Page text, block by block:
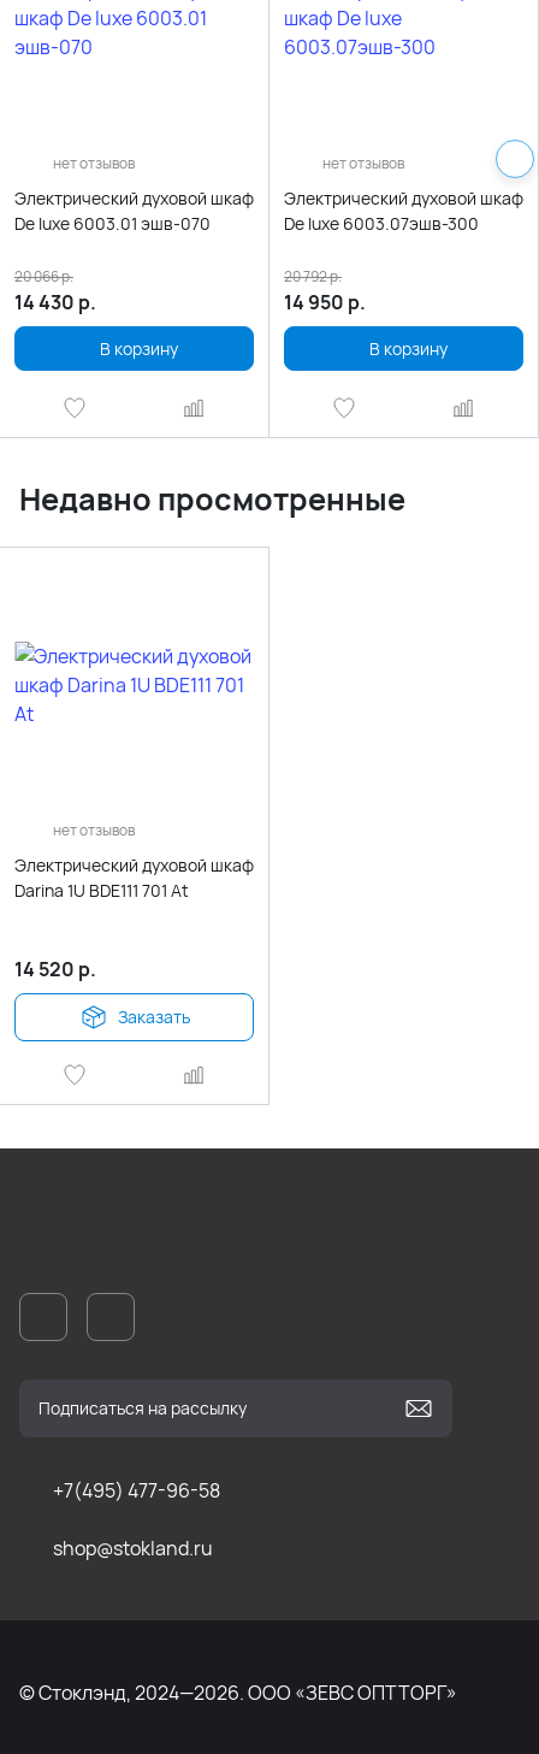
нет отзывов
Электрический духовой шкаф
De luxe 6003.01 эшв-070
14 430 р.
20 066р.
В корзину
нет отзывов
Электрический духовой шкаф
De luxe 6003.07эшв-300
14 950 р.
20 792р.
В корзину
Недавно просмотренные
нет отзывов
Электрический духовой шкаф
Darina 1U BDE111 701 At
14 520 р.
Заказать
+7(495) 477-96-58
shop@stokland.ru
© Стоклэнд, 2024—2026. ООО «ЗЕВС ОПТТОРГ»